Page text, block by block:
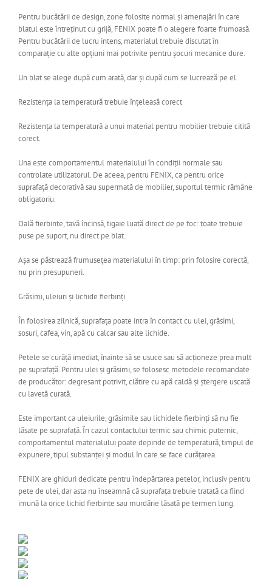
Pentru bucătării de design, zone folosite normal și amenajări în care
blatul este întreținut cu grijă, FENIX poate fi o alegere foarte frumoasă.
Pentru bucătării de lucru intens, materialul trebuie discutat în
comparație cu alte opțiuni mai potrivite pentru șocuri mecanice dure.
Un blat se alege după cum arată, dar și după cum se lucrează pe el.
Rezistența la temperatură trebuie înțeleasă corect
Rezistența la temperatură a unui material pentru mobilier trebuie citită
corect.
Una este comportamentul materialului în condiții normale sau
controlate utilizatorul. De aceea, pentru FENIX, ca pentru orice
suprafață decorativă sau supermată de mobilier, suportul termic rămâne
obligatoriu.
Oală fierbinte, tavă încinsă, tigaie luată direct de pe foc: toate trebuie
puse pe suport, nu direct pe blat.
Așa se păstrează frumusețea materialului în timp: prin folosire corectă,
nu prin presupuneri.
Grăsimi, uleiuri și lichide fierbinți
În folosirea zilnică, suprafața poate intra în contact cu ulei, grăsimi,
sosuri, cafea, vin, apă cu calcar sau alte lichide.
Petele se curăță imediat, înainte să se usuce sau să acționeze prea mult
pe suprafață. Pentru ulei și grăsimi, se folosesc metodele recomandate
de producător: degresant potrivit, clătire cu apă caldă și ștergere uscată
cu lavetă curată.
Este important ca uleiurile, grăsimile sau lichidele fierbinți să nu fie
lăsate pe suprafață. În cazul contactului termic sau chimic puternic,
comportamentul materialului poate depinde de temperatură, timpul de
expunere, tipul substanței și modul în care se face curățarea.
FENIX are ghiduri dedicate pentru îndepărtarea petelor, inclusiv pentru
pete de ulei, dar asta nu înseamnă că suprafața trebuie tratată ca fiind
imună la orice lichid fierbinte sau murdărie lăsată pe termen lung.